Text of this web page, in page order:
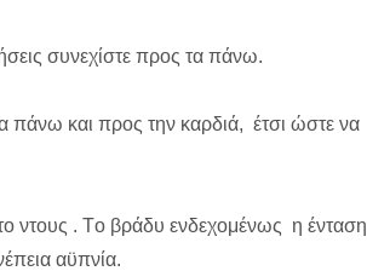
συνεχίστε προς τα πάνω.
πάνω και προς την καρδιά, έτσι ώστε να
ντους . Tο βράδυ ενδεχομένως η ένταση
αϋπνία.